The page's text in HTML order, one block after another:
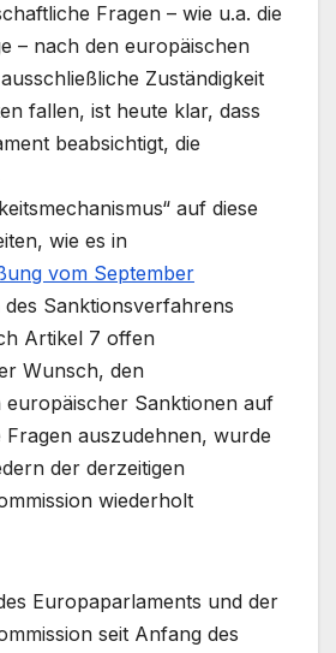
Fragen – wie u.a. die
– nach den europäischen
Zuständigkeit
fallen, ist heute klar, dass
beabsichtigt, die
auf diese
wie es in
vom September
Sanktionsverfahrens
Artikel 7 offen
Wunsch, den
europäischer Sanktionen auf
Fragen auszudehnen, wurde
der derzeitigen
wiederholt
Europaparlaments und der
seit Anfang des